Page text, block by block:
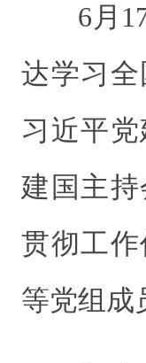
6月
达学习
习近平
建国主
贯彻工
等党组成